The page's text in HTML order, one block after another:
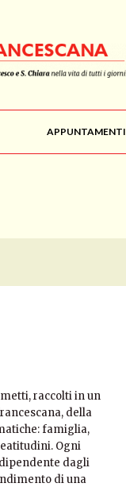
APPUNTAMENTI
raccolti in un
della
famiglia,
Ogni
dagli
di una